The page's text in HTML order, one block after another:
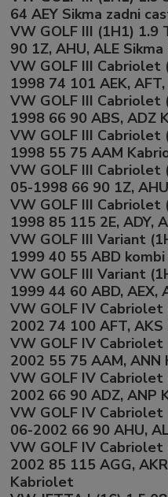
64 AEY Sikma zadni
VW GOLF III (1H1)
90 1Z, AHU, ALE
VW GOLF III Cabriolet
1998 74 101 AEK,
VW GOLF III Cabriolet
1998 66 90 ABS, ADZ
VW GOLF III Cabriolet
1998 55 75 AAM
VW GOLF III Cabriolet
05-1998 66 90 1Z,
VW GOLF III Cabriolet
1998 85 115 2E, ADY,
VW GOLF III Variant
1999 40 55 ABD kombi
VW GOLF III Variant
1999 44 60 ABD, AEX,
VW GOLF IV
2002 74 100 AFT,
VW GOLF IV
2002 55 75 AAM,
VW GOLF IV
2002 66 90 ADZ, ANP
VW GOLF IV
06-2002 66 90 AHU,
VW GOLF IV
2002 85 115 AGG,
Kabriolet